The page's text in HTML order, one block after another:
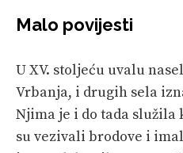
Malo povijesti
U XV. stoljeću uvalu
Vrbanja, i drugih sela
Njima je i do tada
su vezivali brodove i